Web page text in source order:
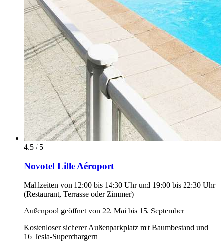
4.5 / 5
Novotel Lille Aéroport
Mahlzeiten von 12:00 bis 14:30 Uhr und 19:00 bis 22:30 Uhr
(Restaurant, Terrasse oder Zimmer)
Außenpool geöffnet von 22. Mai bis 15. September
Kostenloser sicherer Außenparkplatz mit Baumbestand und
16 Tesla-Superchargern